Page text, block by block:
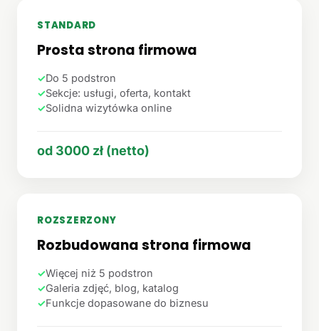
STANDARD
Prosta strona firmowa
✓Do 5 podstron
✓Sekcje: usługi, oferta, kontakt
✓Solidna wizytówka online
od 3000 zł (netto)
ROZSZERZONY
Rozbudowana strona firmowa
✓Więcej niż 5 podstron
✓Galeria zdjęć, blog, katalog
✓Funkcje dopasowane do biznesu